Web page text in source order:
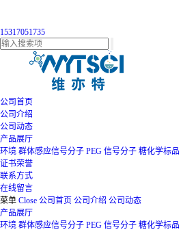
15317051735
公司首页
公司介绍
公司动态
产品展厅
环境 群体感应信号分子 PEG 信号分子 糖化学标品
证书荣誉
联系方式
在线留言
菜单 Close 公司首页 公司介绍 公司动态
产品展厅
环境 群体感应信号分子 PEG 信号分子 糖化学标品